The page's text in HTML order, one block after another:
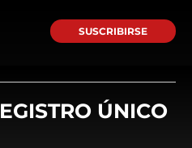
SUSCRIBIRSE
ÚNICO